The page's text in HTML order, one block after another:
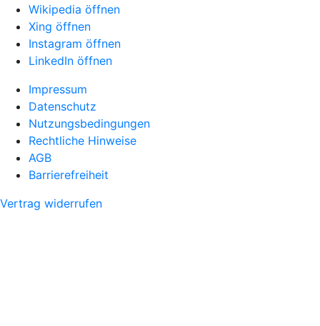
Wikipedia öffnen
Xing öffnen
Instagram öffnen
LinkedIn öffnen
Impressum
Datenschutz
Nutzungsbedingungen
Rechtliche Hinweise
AGB
Barrierefreiheit
Vertrag widerrufen